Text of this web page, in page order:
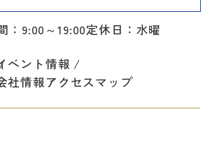
：9:00～19:00定休日：水曜
ベント情報
社情報アクセスマップ